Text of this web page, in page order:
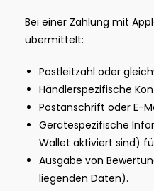
Bei einer Zahlung mit
übermittelt:
Postleitzahl oder
Händlerspezifische
Postanschrift oder E-
Gerätespezifische
Wallet aktiviert sind)
Ausgabe von
liegenden Daten).